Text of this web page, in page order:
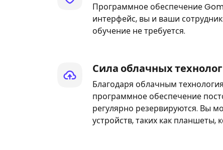
Программное обеспечение
интерфейс, вы и ваши
обучение не требуется.
Сила облачных
Благодаря облачным
программное обеспечение
регулярно резервируются. Вы
устройств, таких как